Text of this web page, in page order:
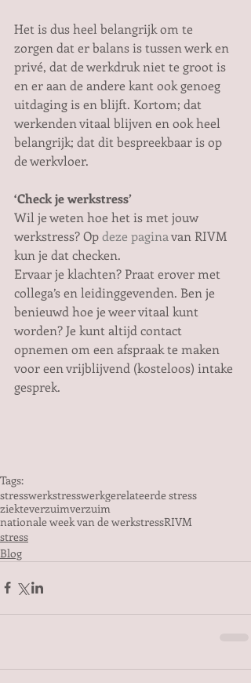
Het is dus heel belangrijk om te
zorgen dat er balans is tussen werk en
privé, dat de werkdruk niet te groot is
en er aan de andere kant ook genoeg
uitdaging is en blijft. Kortom; dat
werkenden vitaal blijven en ook heel
belangrijk; dat dit bespreekbaar is op
de werkvloer.
‘Check je werkstress’
Wil je weten hoe het is met jouw
werkstress? Op deze pagina van RIVM
kun je dat checken.
Ervaar je klachten? Praat erover met
collega’s en leidinggevenden. Ben je
benieuwd hoe je weer vitaal kunt
worden? Je kunt altijd contact
opnemen om een afspraak te maken
voor een vrijblijvend (kosteloos) intake
gesprek.
Tags:
stresswerkstresswerkgerelateerde stress
ziekteverzuimverzuim
nationale week van de werkstressRIVM
stress
Blog